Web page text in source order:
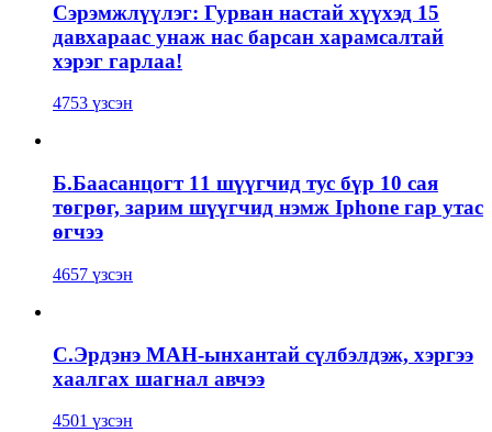
Сэрэмжлүүлэг: Гурван настай хүүхэд 15
давхараас унаж нас барсан харамсалтай
хэрэг гарлаа!
4753 үзсэн
Б.Баасанцогт 11 шүүгчид тус бүр 10 сая
төгрөг, зарим шүүгчид нэмж Iphone гар утас
өгчээ
4657 үзсэн
С.Эрдэнэ МАН-ынхантай сүлбэлдэж, хэргээ
хаалгах шагнал авчээ
4501 үзсэн